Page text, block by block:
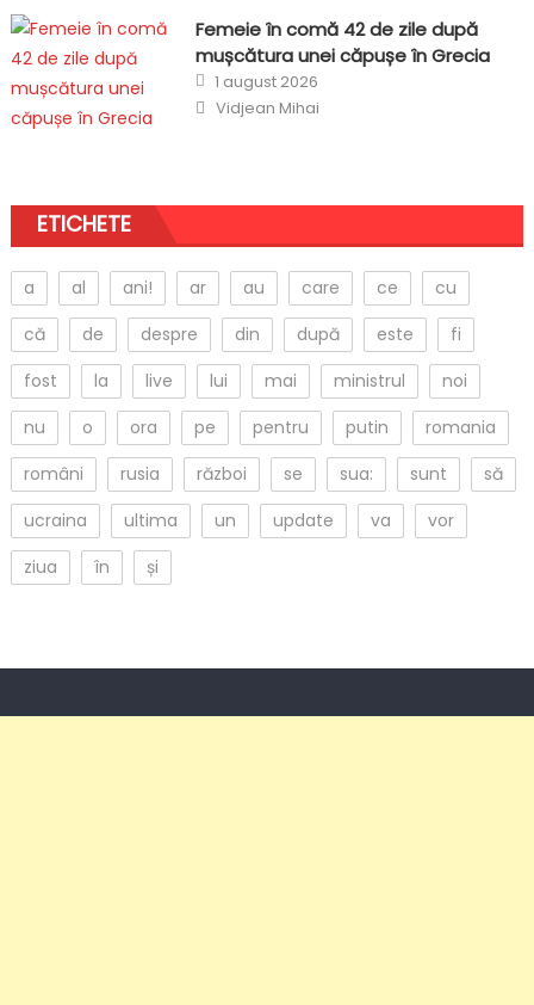
Femeie în comă 42 de zile după
mușcătura unei căpușe în Grecia
Posted
on
1 august 2026
Author
Vidjean Mihai
ETICHETE
a al ani! ar au care ce
cu
că
de despre din după este
fi
fost
la live lui mai ministrul
noi
nu
o ora pe pentru putin
romania
români
rusia război se sua: sunt
să
ucraina
ultima un update va
vor
ziua
în și